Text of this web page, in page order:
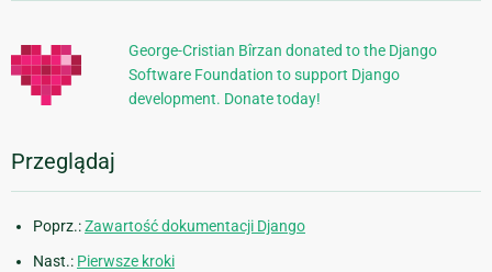
informacje
George-Cristian Bîrzan donated to the Django
Software Foundation to support Django
development. Donate today!
Przeglądaj
Poprz.:Zawartość dokumentacji Django
Nast.: Pierwsze kroki